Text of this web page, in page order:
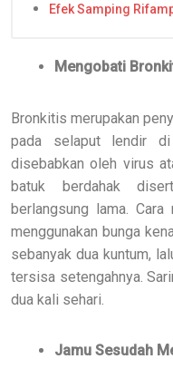
Efek Samping
Mengobati
Bronkitis merupakan
pada selaput lendir
disebabkan oleh virus
batuk berdahak
berlangsung lama.
menggunakan bunga
sebanyak dua kuntum,
tersisa setengahnya.
dua kali sehari.
Jamu Sesudah